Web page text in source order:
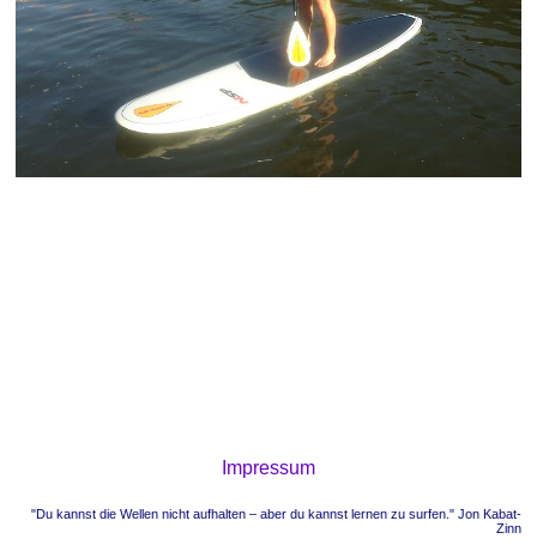
Impressum
"Du kannst die Wellen nicht aufhalten – aber du kannst lernen zu surfen." Jon Kabat-
Zinn